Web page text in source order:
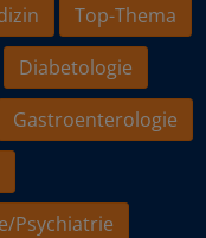
Top-Thema
Diabetologie
Gastroenterologie
Psychiatrie